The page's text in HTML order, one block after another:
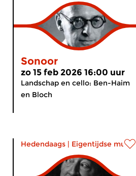
Sonoor
zo 15 feb 2026 16:00 uur
Landschap en cello: Ben-Haim
en Bloch
Hedendaags | Eigentijdse muziek